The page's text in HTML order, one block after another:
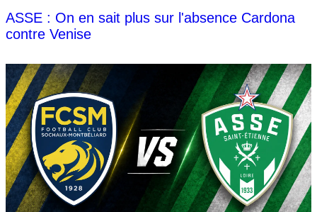
ASSE : On en sait plus sur l'absence Cardona
contre Venise